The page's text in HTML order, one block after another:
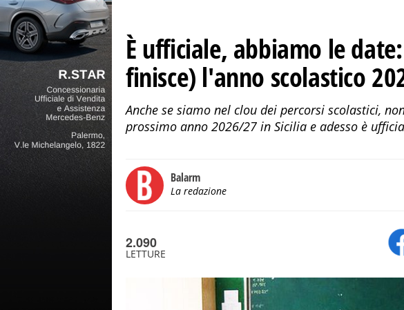
È ufficiale, abbiamo le
finisce) l'anno scolastico
Anche se siamo nel clou dei percorsi scolastici,
prossimo anno 2026/27 in Sicilia e adesso è
Balarm
La redazione
2.090
LETTURE